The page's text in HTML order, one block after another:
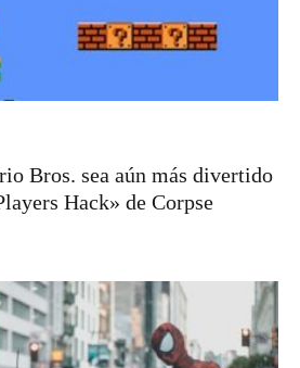
Bros. sea aún más divertido
Hack» de Corpse